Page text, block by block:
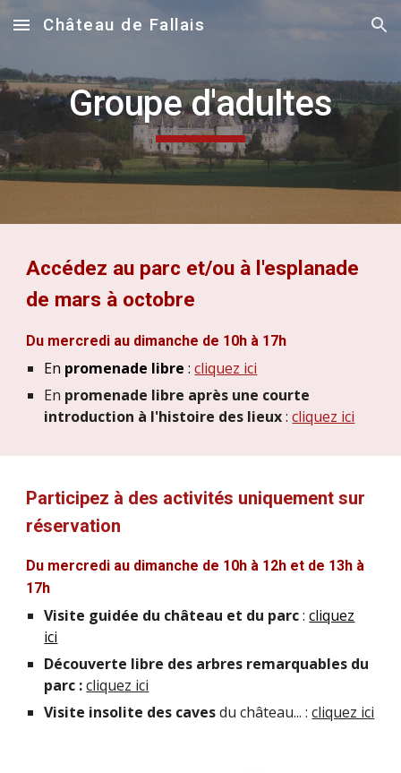
Skip to main content Skip to navigation
Château de Fallais
Groupe d'adultes
Accédez au parc et/ou à l'esplanade
de mars à octobre
Du mercredi au dimanche de 10h à 17h
En promenade libre :cliquez ici
En promenade libre après une courte
introduction à l'histoire des lieux:cliquez ici
Participez à des activités uniquement sur
réservation
Du mercredi au dimanche de 10h à 12h et de 13h à
17h
Visite guidée du château et du parc :cliquez
ici
Découverte libre des arbres remarquables du
parc :cliquez ici
Visite insolite des cavesdu château... :cliquez ici